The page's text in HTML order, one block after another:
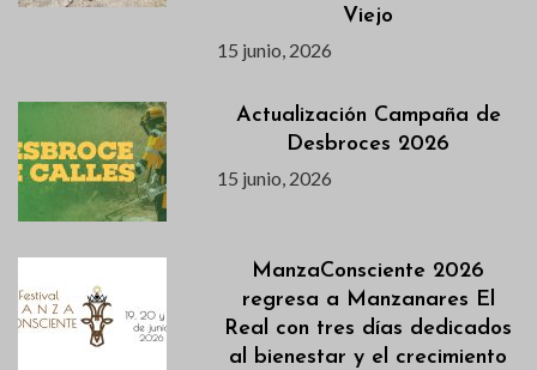
Viejo
15 junio, 2026
Actualización Campaña de
Desbroces 2026
15 junio, 2026
ManzaConsciente 2026
regresa a Manzanares El
Real con tres días dedicados
al bienestar y el crecimiento